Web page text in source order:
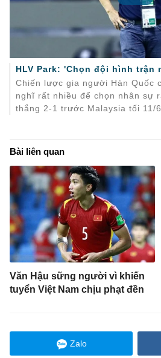
HLV Park: 'Chọn đội hình trận
Chiến lược gia người Hàn Quốc
nghĩ rất nhiều để chọn nhân sự
thắng 2-1 trước Malaysia tối 11/6.
Bài liên quan
Văn Hậu sững người vì khiến
tuyển Việt Nam chịu phạt đền
Zalo